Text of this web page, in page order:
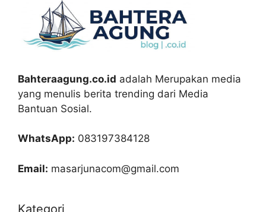
Bahteraagung.co.id adalah Merupakan media
yang menulis berita trending dari Media
Bantuan Sosial.
WhatsApp: 083197384128
Email: masarjunacom@gmail.com
Kategori